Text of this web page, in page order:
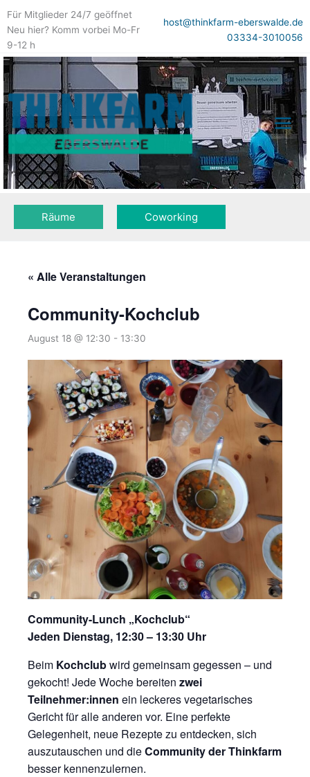
Für Mitglieder 24/7 geöffnet
Neu hier? Komm vorbei Mo-Fr
9-12 h
host@thinkfarm-eberswalde.de
03334-3010056
Räume Coworking
« Alle Veranstaltungen
Community-Kochclub
August 18 @ 12:30 - 13:30
Community-Lunch „Kochclub“
Jeden Dienstag, 12:30 – 13:30 Uhr
Beim Kochclubwird gemeinsam gegessen – und
gekocht! Jede Woche bereiten zwei
Teilnehmer:innen ein leckeres vegetarisches
Gericht für alle anderen vor. Eine perfekte
Gelegenheit, neue Rezepte zu entdecken, sich
auszutauschen und dieCommunity der Thinkfarm
besser kennenzulernen.